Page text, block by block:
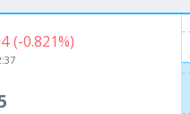
(-0.821%)